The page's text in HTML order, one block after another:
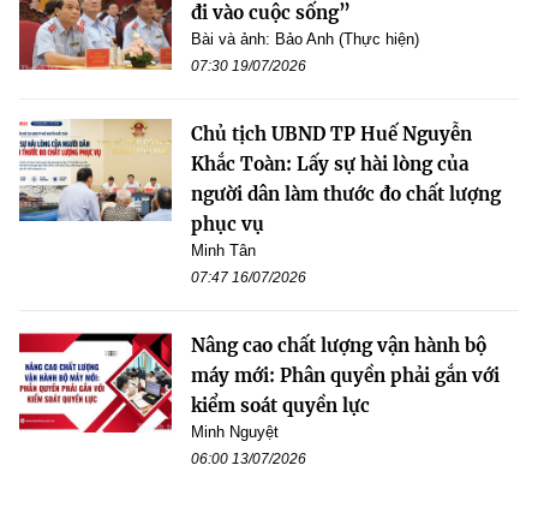
đi vào cuộc sống”
Bài và ảnh: Bảo Anh (Thực hiện)
07:30 19/07/2026
Chủ tịch UBND TP Huế Nguyễn
Khắc Toàn: Lấy sự hài lòng của
người dân làm thước đo chất lượng
phục vụ
Minh Tân
07:47 16/07/2026
Nâng cao chất lượng vận hành bộ
máy mới: Phân quyền phải gắn với
kiểm soát quyền lực
Minh Nguyệt
06:00 13/07/2026